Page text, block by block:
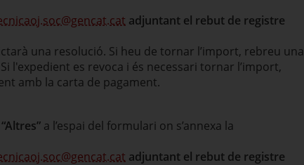
adjuntant el rebut de registre
una resolució. Si heu de tornar l’import, rebreu una
l'expedient es revoca i és necessari tornar l’import,
amb la carta de pagament.
a l’espai del formulari on s’annexa la
adjuntant el rebut de registre